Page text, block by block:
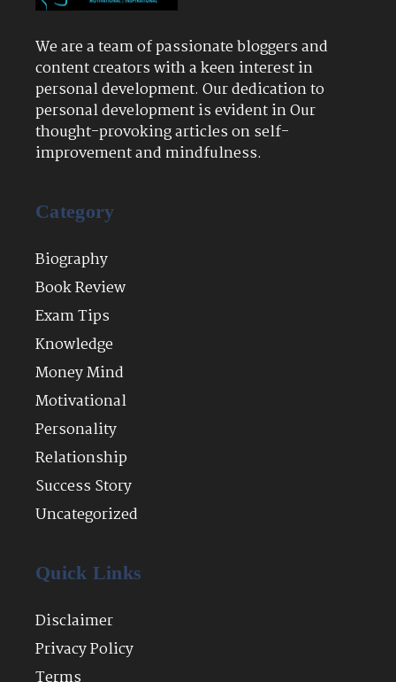
We are a team of passionate bloggers and
content creators with a keen interest in
personal development. Our dedication to
personal development is evident in Our
thought-provoking articles on self-
improvement and mindfulness.
Category
Biography
Book Review
Exam Tips
Knowledge
Money Mind
Motivational
Personality
Relationship
Success Story
Uncategorized
Quick Links
Disclaimer
Privacy Policy